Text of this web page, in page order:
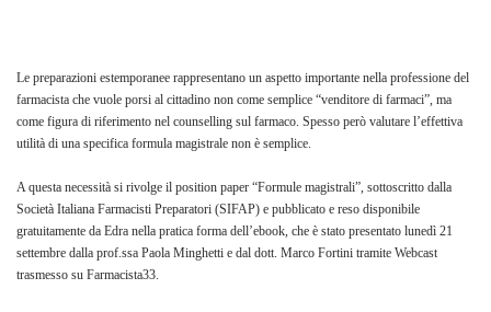
Le preparazioni estemporanee rappresentano un aspetto importante nella professione del
farmacista che vuole porsi al cittadino non come semplice “venditore di farmaci”, ma
come figura di riferimento nel counselling sul farmaco. Spesso però valutare l’effettiva
utilità di una specifica formula magistrale non è semplice.
A questa necessità si rivolge il position paper “Formule magistrali”, sottoscritto dalla
Società Italiana Farmacisti Preparatori (SIFAP) e pubblicato e reso disponibile
gratuitamente da Edra nella pratica forma dell’ebook, che è stato presentato lunedì 21
settembre dalla prof.ssa Paola Minghetti e dal dott. Marco Fortini tramite Webcast
trasmesso su Farmacista33.